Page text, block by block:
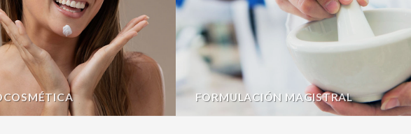
FORMULACIÓN MAGISTRAL